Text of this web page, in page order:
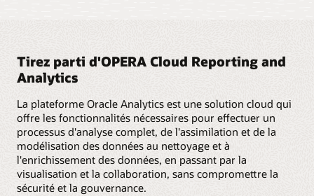
Standardisez l'expérience utilisateur
d'accéder à l'ensemble des rapports sur les hôtels et la
restauration
Visualisez les données pour accélérer
la prise de décision
Accédez à des outils de visualisation qui fournissent un
Tirez parti d'OPERA Cloud Reporting and
Analytics
La plateforme Oracle Analytics est une solution cloud qui
offre les fonctionnalités nécessaires pour effectuer un
processus d'analyse complet, de l'assimilation et de la
modélisation des données au nettoyage et à
l'enrichissement des données, en passant par la
visualisation et la collaboration, sans compromettre la
sécurité et la gouvernance.